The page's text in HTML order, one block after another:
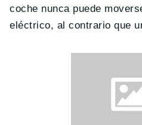
coche nunca puede
eléctrico, al contrario que